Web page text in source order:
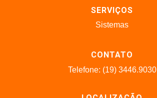
SERVIÇOS
Sistemas
CONTATO
Telefone: (19) 3446.9030